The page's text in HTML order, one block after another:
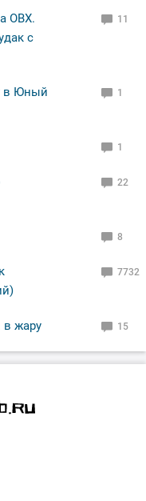
ОВХ.
с
11
в Юный
1
1
22
8
7732
в жару 15